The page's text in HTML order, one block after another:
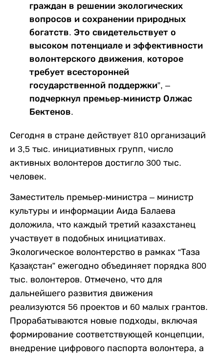
граждан в решении экологических
вопросов и сохранении природных
богатств. Это свидетельствует о
высоком потенциале и эффективности
волонтерского движения, которое
требует всесторонней
государственной поддержки”, –
подчеркнул премьер-министр Олжас
Бектенов.
Сегодня в стране действует 810 организаций
и 3,5 тыс. инициативных групп, число
активных волонтеров достигло 300 тыс.
человек.
Заместитель премьер-министра – министр
культуры и информации Аида Балаева
доложила, что каждый третий казахстанец
участвует в подобных инициативах.
Экологическое волонтерство в рамках “Таза
Қазақстан” ежегодно объединяет порядка 800
тыс. волонтеров. Отмечено, что для
дальнейшего развития движения
реализуются 56 проектов и 60 малых грантов.
Прорабатываются новые подходы, включая
формирование соответствующей концепции,
внедрение цифрового паспорта волонтера, а